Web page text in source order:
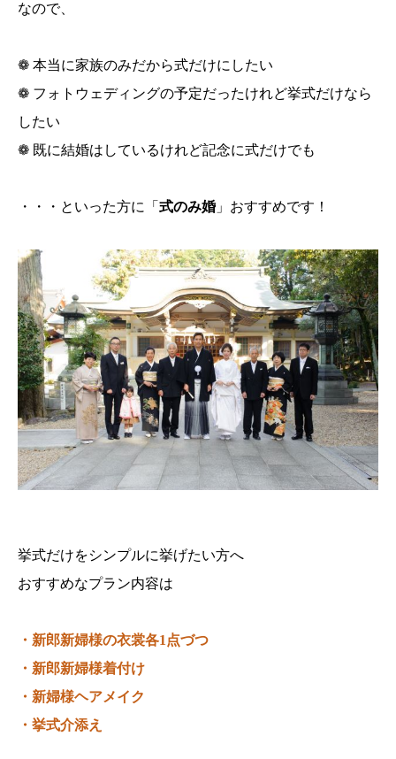
なので、
❁ 本当に家族のみだから式だけにしたい
❁ フォトウェディングの予定だったけれど挙式だけなら
したい
❁ 既に結婚はしているけれど記念に式だけでも
・・・といった方に「 式のみ婚 」おすすめです！
挙式だけをシンプルに挙げたい方へ
おすすめなプラン内容は
・新郎新婦様の衣裳各1点づつ
・新郎新婦様着付け
・新婦様ヘアメイク
・挙式介添え